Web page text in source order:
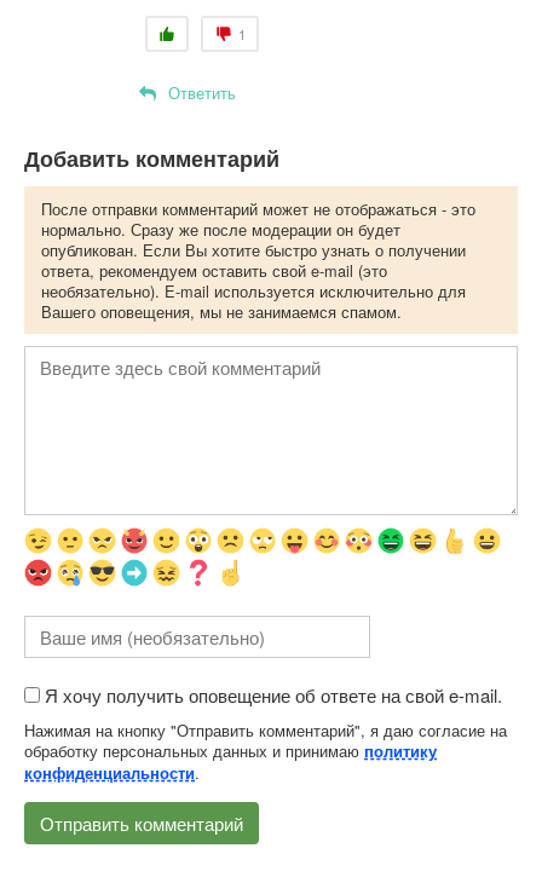
1
Ответить
Добавить комментарий
После отправки комментарий может не отображаться - это
нормально. Сразу же после модерации он будет
опубликован. Если Вы хотите быстро узнать о получении
ответа, рекомендуем оставить свой e-mail (это
необязательно). E-mail используется исключительно для
Вашего оповещения, мы не занимаемся спамом.
Я хочу получить оповещение об ответе на свой e-mail.
Нажимая на кнопку "Отправить комментарий", я даю согласие на
обработку персональных данных и принимаю политику
конфиденциальности.